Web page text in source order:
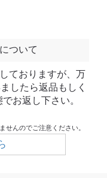
ついて
ておりますが、万
したら返品もしく
お返し下さい。
せんのでご注意ください。